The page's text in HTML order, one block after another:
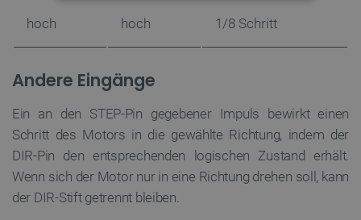
hoch hoch 1/8 Schritt
Andere Eingänge
Ein an den STEP-Pin gegebener Impuls bewirkt einen
Schritt des Motors in die gewählte Richtung, indem der
DIR-Pin den entsprechenden logischen Zustand erhält.
Wenn sich der Motor nur in eine Richtung drehen soll, kann
der DIR-Stift getrennt bleiben.
TARGETING
FUNKTIONALITÄT
Unbedingt erforderlich